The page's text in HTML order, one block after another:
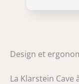
permettent
facilite le
Design et
La Klarstein